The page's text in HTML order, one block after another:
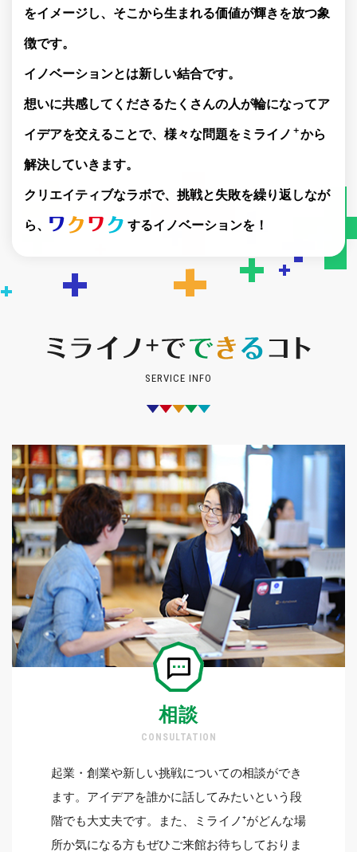
をイメージし、 そこから生まれる価値が輝きを放つ象
徴です。
イノベーションとは新しい結合です。
想いに共感してくださるたくさんの人が輪になってア
イデアを交えることで、 様々な問題をミライノ ＋から
解決していきます。
クリエイティブなラボで、挑戦と失敗を繰り返しなが
ら、 するイノベーションを！
SERVICE INFO
相談
CONSULTATION
起業・創業や新しい挑戦についての相談ができ
ます。アイデアを誰かに話してみたいという段
階でも大丈夫です。また、ミライノ⁺がどんな場
所か気になる方もぜひご来館お待ちしておりま